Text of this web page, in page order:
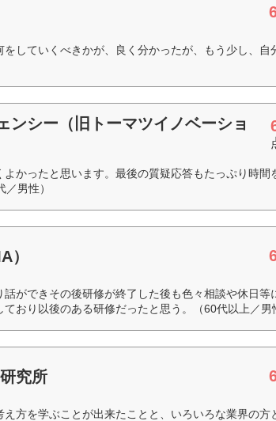
していくべきかが、良く分かったが、もう少し、自
ンシー（旧トーマツイノベーショ
かったと思います。最後の質疑応答もたっぷり時間
男性）
）
ができその後研修が終了した後も色々相談や休日等
おり以後のある研修だったと思う。（60代以上／男
究所
方を学ぶことが出来たことと、いろいろな業界の方